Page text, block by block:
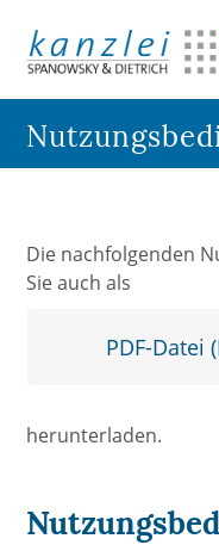
Die nachfolgenden
Sie auch als
PDF-Datei
herunterladen.